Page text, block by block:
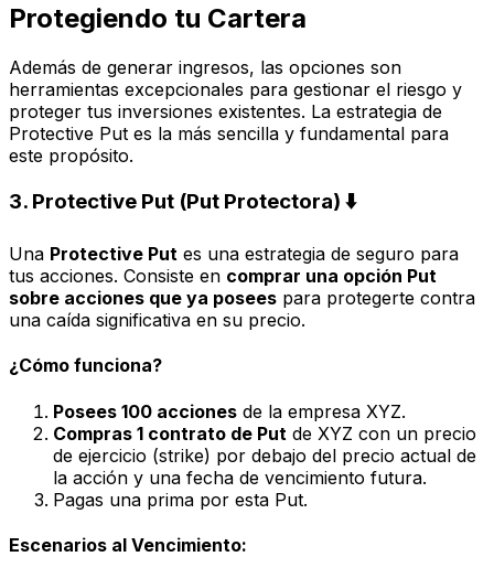
Protegiendo tu Cartera
Además de generar ingresos, las opciones son
herramientas excepcionales para gestionar el riesgo y
proteger tus inversiones existentes. La estrategia de
Protective Put es la más sencilla y fundamental para
este propósito.
3. Protective Put (Put Protectora) ⬇️
Una Protective Put es una estrategia de seguro para
tus acciones. Consiste en comprar una opción Put
sobre acciones que ya posees para protegerte contra
una caída significativa en su precio.
¿Cómo funciona?
Posees 100 acciones de la empresa XYZ.
Compras 1 contrato de Put de XYZ con un precio
de ejercicio (strike) por debajo del precio actual de
la acción y una fecha de vencimiento futura.
Pagas una prima por esta Put.
Escenarios al Vencimiento: